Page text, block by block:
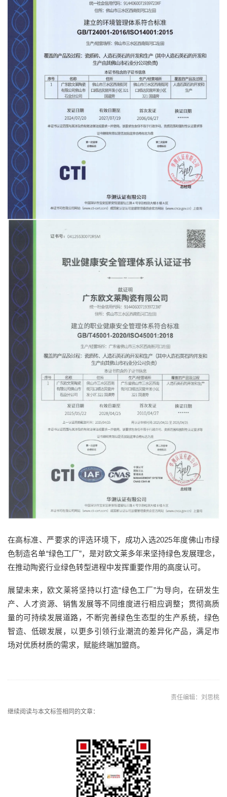
在高标准、严要求的评选环境下， 成功入选2025年度佛山市绿
色制造名单“绿色工厂”，是对欧文莱多年来坚持绿色发展理念，
在推动陶瓷行业绿色转型进程中发挥重要作用的高度认可。
展望未来， 欧文莱将坚持以打造“绿色工厂”为导向，在研发生
产、人才资源、销售发展等不同维度进行相应调整；贯彻高质
量的可持续发展道路，不断完善绿色生态型的生产系统，绿色
智造、低碳发展，以更多引领行业潮流的差异化产品，满足市
场对优质材质的需求， 赋能终端加盟商。
责任编辑：刘思桃
继续阅读与本文标签相同的文章：